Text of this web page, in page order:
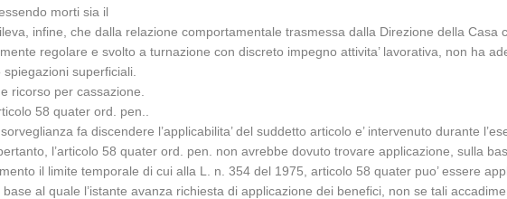
morti sia il
infine, che dalla relazione comportamentale trasmessa dalla Direzione della Casa
regolare e svolto a turnazione con discreto impegno attivita’ lavorativa, non ha
superficiali.
ricorso per cassazione.
58 quater ord. pen..
fa discendere l’applicabilita’ del suddetto articolo e’ intervenuto durante
l’articolo 58 quater ord. pen. non avrebbe dovuto trovare applicazione, sulla
il limite temporale di cui alla L. n. 354 del 1975, articolo 58 quater puo’ essere
al quale l’istante avanza richiesta di applicazione dei benefici, non se tali